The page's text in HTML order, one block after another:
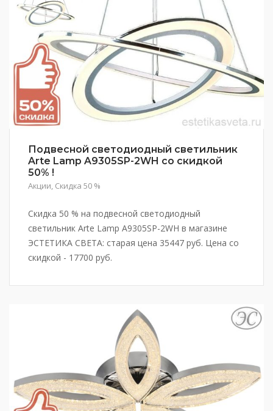
Подвесной светодиодный светильник
Arte Lamp A9305SP-2WH со скидкой
50% !
Акции Скидка 50 %
Скидка 50 % на подвесной светодиодный
светильник Arte Lamp A9305SP-2WH в магазине
ЭСТЕТИКА СВЕТА: старая цена 35447 руб. Цена со
скидкой - 17700 руб.